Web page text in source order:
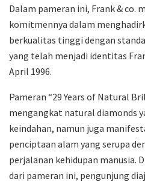
Dalam pameran ini, Frank & co.
komitmennya dalam
berkualitas tinggi dengan
yang telah menjadi identitas
April 1996.
Pameran “29 Years of Natural
mengangkat natural diamonds
keindahan, namun juga
penciptaan alam yang serupa
perjalanan kehidupan manusia.
dari pameran ini, pengunjung